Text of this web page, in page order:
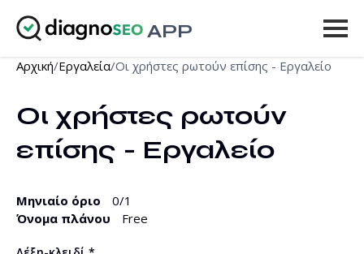
APP
Εργαλεία
Τιμοκατάλογος
Περισσότερα
ΑΝΑΒΆΘΜΙΣΗ
Αρχική/Εργαλεία/Οι χρήστες ρωτούν επίσης - Εργαλείο
Οι χρήστες ρωτούν
επίσης - Εργαλείο
Μηνιαίο όριο 0/1
Όνομα πλάνου
Free